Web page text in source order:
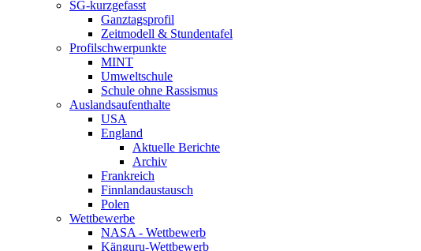
SG-kurzgefasst
Ganztagsprofil
Zeitmodell & Stundentafel
Profilschwerpunkte
MINT
Umweltschule
Schule ohne Rassismus
Auslandsaufenthalte
USA
England
Aktuelle Berichte
Archiv
Frankreich
Finnlandaustausch
Polen
Wettbewerbe
NASA - Wettbewerb
Känguru-Wettbewerb